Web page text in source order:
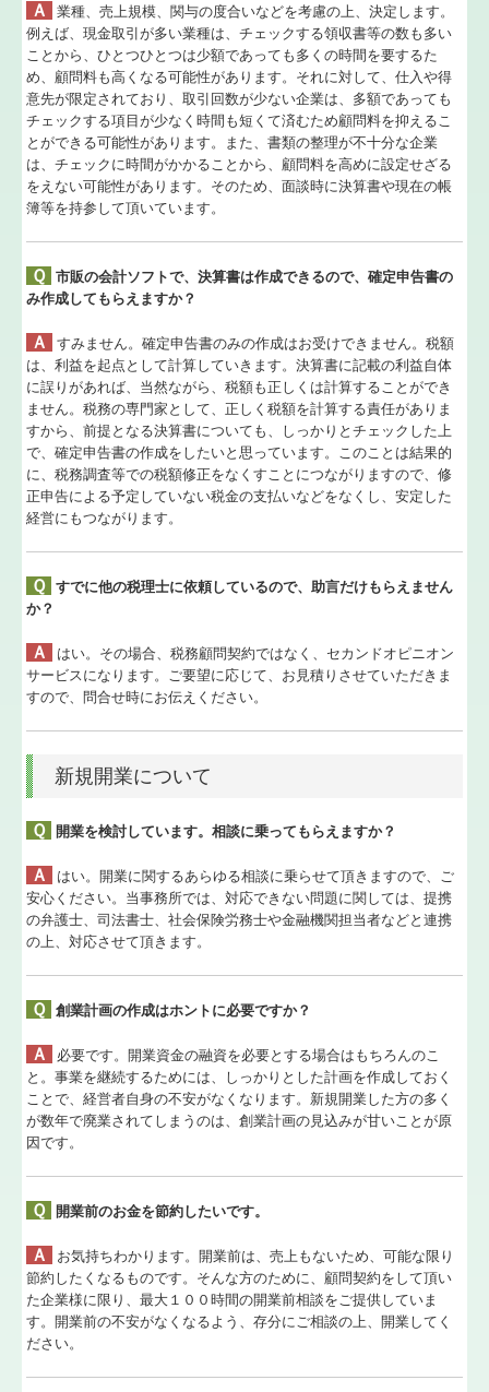
よくある質問
認定支援機関
活動実績
電子申告
提携企業
アクセス
リンク集
経営者お役立ち情報
TKCシステムQ&A
TKCのFinTechサービス
関与先向け融資商品ご紹介
経営改善オンデマンド講座
個人情報の取扱
Ａ
業種、売上規模、関与の度合いなどを考慮の上、決定します。
例えば、現金取引が多い業種は、チェックする領収書等の数も多い
ことから、ひとつひとつは少額であっても多くの時間を要するた
め、顧問料も高くなる可能性があります。それに対して、仕入や得
意先が限定されており、取引回数が少ない企業は、多額であっても
チェックする項目が少なく時間も短くて済むため顧問料を抑えるこ
とができる可能性があります。また、書類の整理が不十分な企業
は、チェックに時間がかかることから、顧問料を高めに設定せざる
をえない可能性があります。そのため、面談時に決算書や現在の帳
簿等を持参して頂いています。
Ｑ
市販の会計ソフトで、決算書は作成できるので、確定申告書の
み作成してもらえますか？
Ａ
すみません。確定申告書のみの作成はお受けできません。税額
は、利益を起点として計算していきます。決算書に記載の利益自体
に誤りがあれば、当然ながら、税額も正しくは計算することができ
ません。税務の専門家として、正しく税額を計算する責任がありま
すから、前提となる決算書についても、しっかりとチェックした上
で、確定申告書の作成をしたいと思っています。このことは結果的
に、税務調査等での税額修正をなくすことにつながりますので、修
正申告による予定していない税金の支払いなどをなくし、安定した
経営にもつながります。
Ｑ
すでに他の税理士に依頼しているので、助言だけもらえません
か？
Ａ
はい。その場合、税務顧問契約ではなく、セカンドオピニオン
サービスになります。ご要望に応じて、お見積りさせていただきま
すので、問合せ時にお伝えください。
新規開業について
Ｑ 開業を検討しています。相談に乗ってもらえますか？
Ａ
はい。開業に関するあらゆる相談に乗らせて頂きますので、ご
安心ください。当事務所では、対応できない問題に関しては、提携
の弁護士、司法書士、社会保険労務士や金融機関担当者などと連携
の上、対応させて頂きます。
Ｑ 創業計画の作成はホントに必要ですか？
Ａ
必要です。開業資金の融資を必要とする場合はもちろんのこ
と。事業を継続するためには、しっかりとした計画を作成しておく
ことで、経営者自身の不安がなくなります。新規開業した方の多く
が数年で廃業されてしまうのは、創業計画の見込みが甘いことが原
因です。
Ｑ 開業前のお金を節約したいです。
Ａ
お気持ちわかります。開業前は、売上もないため、可能な限り
節約したくなるものです。そんな方のために、顧問契約をして頂い
た企業様に限り、最大１００時間の開業前相談をご提供していま
す。開業前の不安がなくなるよう、存分にご相談の上、開業してく
ださい。